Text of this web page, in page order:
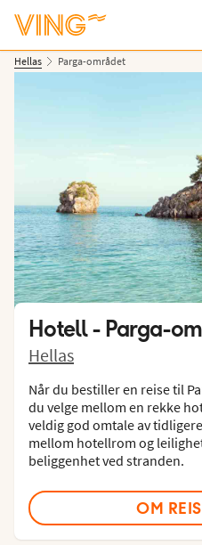
Hellas Parga-området
Vis bilder
Hotell - Parga-
Hellas
Når du bestiller en reise til
du velge mellom en rekke
veldig god omtale av
mellom hotellrom og
beliggenhet ved stranden.
OM